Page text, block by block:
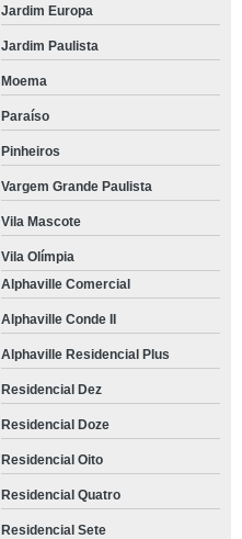
Jardim Europa
Jardim Paulista
Moema
Paraíso
Pinheiros
Vargem Grande Paulista
Vila Mascote
Vila Olímpia
Alphaville Comercial
Alphaville Conde II
Alphaville Residencial Plus
Residencial Dez
Residencial Doze
Residencial Oito
Residencial Quatro
Residencial Sete